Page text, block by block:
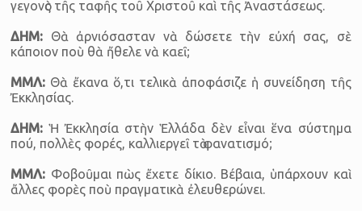
γεγονὸς τῆς ταφῆς τοῦ Χριστοῦ καὶ τῆς Ἀναστάσεως.
ΔΗΜ: Θὰ ἀρνιόσασταν νὰ δώσετε τὴν εὐχή σας, σὲ
κάποιον ποὺ θὰ ἤθελε νὰ καεῖ;
ΜΜΛ: Θὰ ἔκανα ὅ,τι τελικὰ ἀποφάσιζε ἡ συνείδηση τῆς
Ἐκκλησίας.
ΔΗΜ:Ἡ Ἐκκλησία στὴν Ἑλλάδα δὲν εἶναι ἕνα σύστημα
πού, πολλὲς φορές, καλλιεργεῖ τὸ φανατισμό;
ΜΜΛ: Φοβοῦμαι πὼς ἔχετε δίκιο. Βέβαια, ὑπάρχουν καὶ
ἄλλες φορὲς ποὺ πραγματικὰ ἐλευθερώνει.